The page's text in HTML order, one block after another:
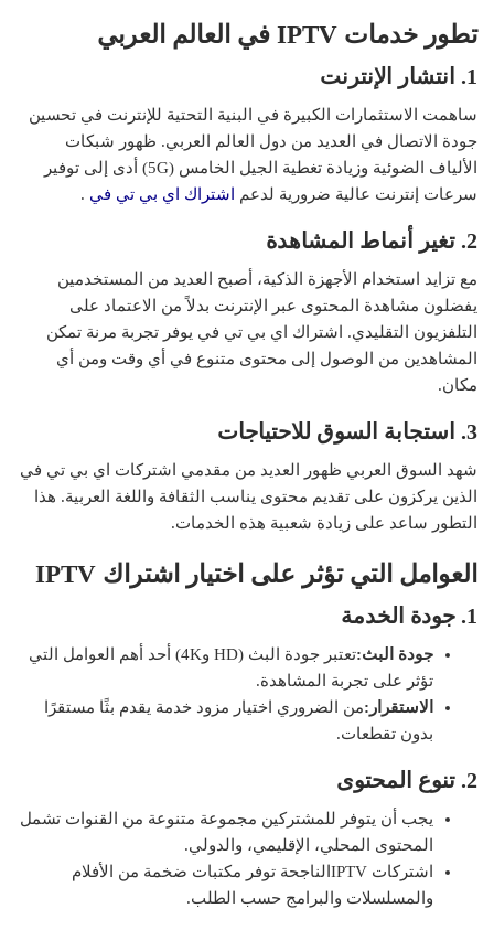
تطور خدمات IPTV في العالم العربي
1. انتشار الإنترنت
ساهمت الاستثمارات الكبيرة في البنية التحتية للإنترنت في تحسين
جودة الاتصال في العديد من دول العالم العربي. ظهور شبكات
الألياف الضوئية وزيادة تغطية الجيل الخامس (5G) أدى إلى توفير
سرعات إنترنت عالية ضرورية لدعم
اشتراك اي بي تي في .
2. تغير أنماط المشاهدة
مع تزايد استخدام الأجهزة الذكية، أصبح العديد من المستخدمين
يفضلون مشاهدة المحتوى عبر الإنترنت بدلاً من الاعتماد على
التلفزيون التقليدي. اشتراك اي بي تي في يوفر تجربة مرنة تمكن
المشاهدين من الوصول إلى محتوى متنوع في أي وقت ومن أي
مكان.
3. استجابة السوق للاحتياجات
شهد السوق العربي ظهور العديد من مقدمي اشتركات اي بي تي في
الذين يركزون على تقديم محتوى يناسب الثقافة واللغة العربية. هذا
التطور ساعد على زيادة شعبية هذه الخدمات.
العوامل التي تؤثر على اختيار اشتراك IPTV
1. جودة الخدمة
جودة البث:
تعتبر جودة البث (HD و4K) أحد أهم العوامل التي
تؤثر على تجربة المشاهدة.
الاستقرار:من الضروري اختيار مزود خدمة يقدم بثًا مستقرًا
بدون تقطعات.
2. تنوع المحتوى
يجب أن يتوفر للمشتركين مجموعة متنوعة من القنوات تشمل
المحتوى المحلي، الإقليمي، والدولي.
اشتركات IPTVالناجحة توفر مكتبات ضخمة من الأفلام
والمسلسلات والبرامج حسب الطلب.